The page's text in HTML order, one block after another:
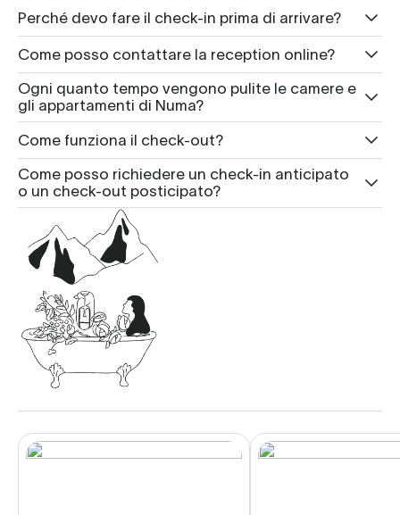
Perché devo fare il check-in prima di arrivare?
Come posso contattare la reception online?
Ogni quanto tempo vengono pulite le camere e
gli appartamenti di Numa?
Come funziona il check-out?
Come posso richiedere un check-in anticipato
o un check-out posticipato?